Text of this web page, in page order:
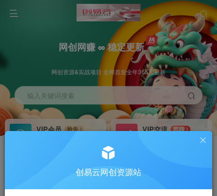
网创网赚 ∞ 稳定更新
网创资源&实战项目 全网首发全年365天更新
输入关键词搜索
VIP会员
抢先
VIP交流
群聊
研究探讨更多创业项目路子。
会员专属推广链接创易云网创资源站